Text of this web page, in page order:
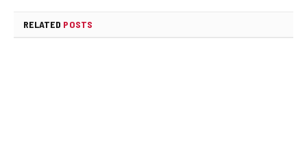
RELATED POSTS